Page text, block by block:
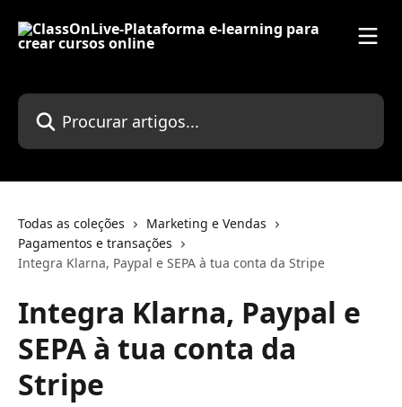
Procurar artigos...
Todas as coleções
Marketing e Vendas
Pagamentos e transações
Integra Klarna, Paypal e SEPA à tua conta da Stripe
Integra Klarna, Paypal e
SEPA à tua conta da
Stripe